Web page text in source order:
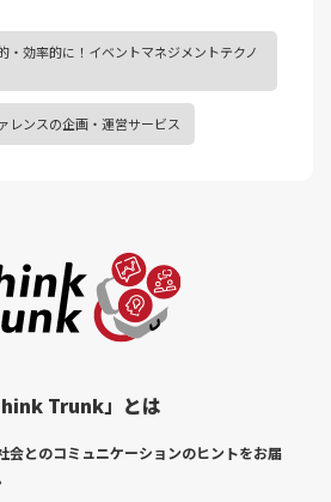
・効率的に！イベントマネジメントテクノ
レンスの企画・運営サービス
Trunk」とは
会とのコミュニケーションのヒントをお届